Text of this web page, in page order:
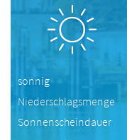
sonnig
Niederschlagsmenge
Sonnenscheindauer